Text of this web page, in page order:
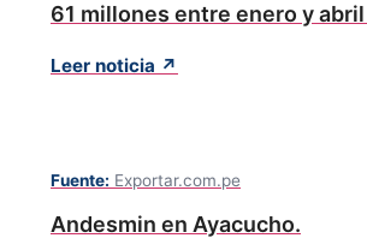
61 millones entre enero y
Leer noticia ↗
Fuente: Exportar.com.pe
Andesmin en Ayacucho.